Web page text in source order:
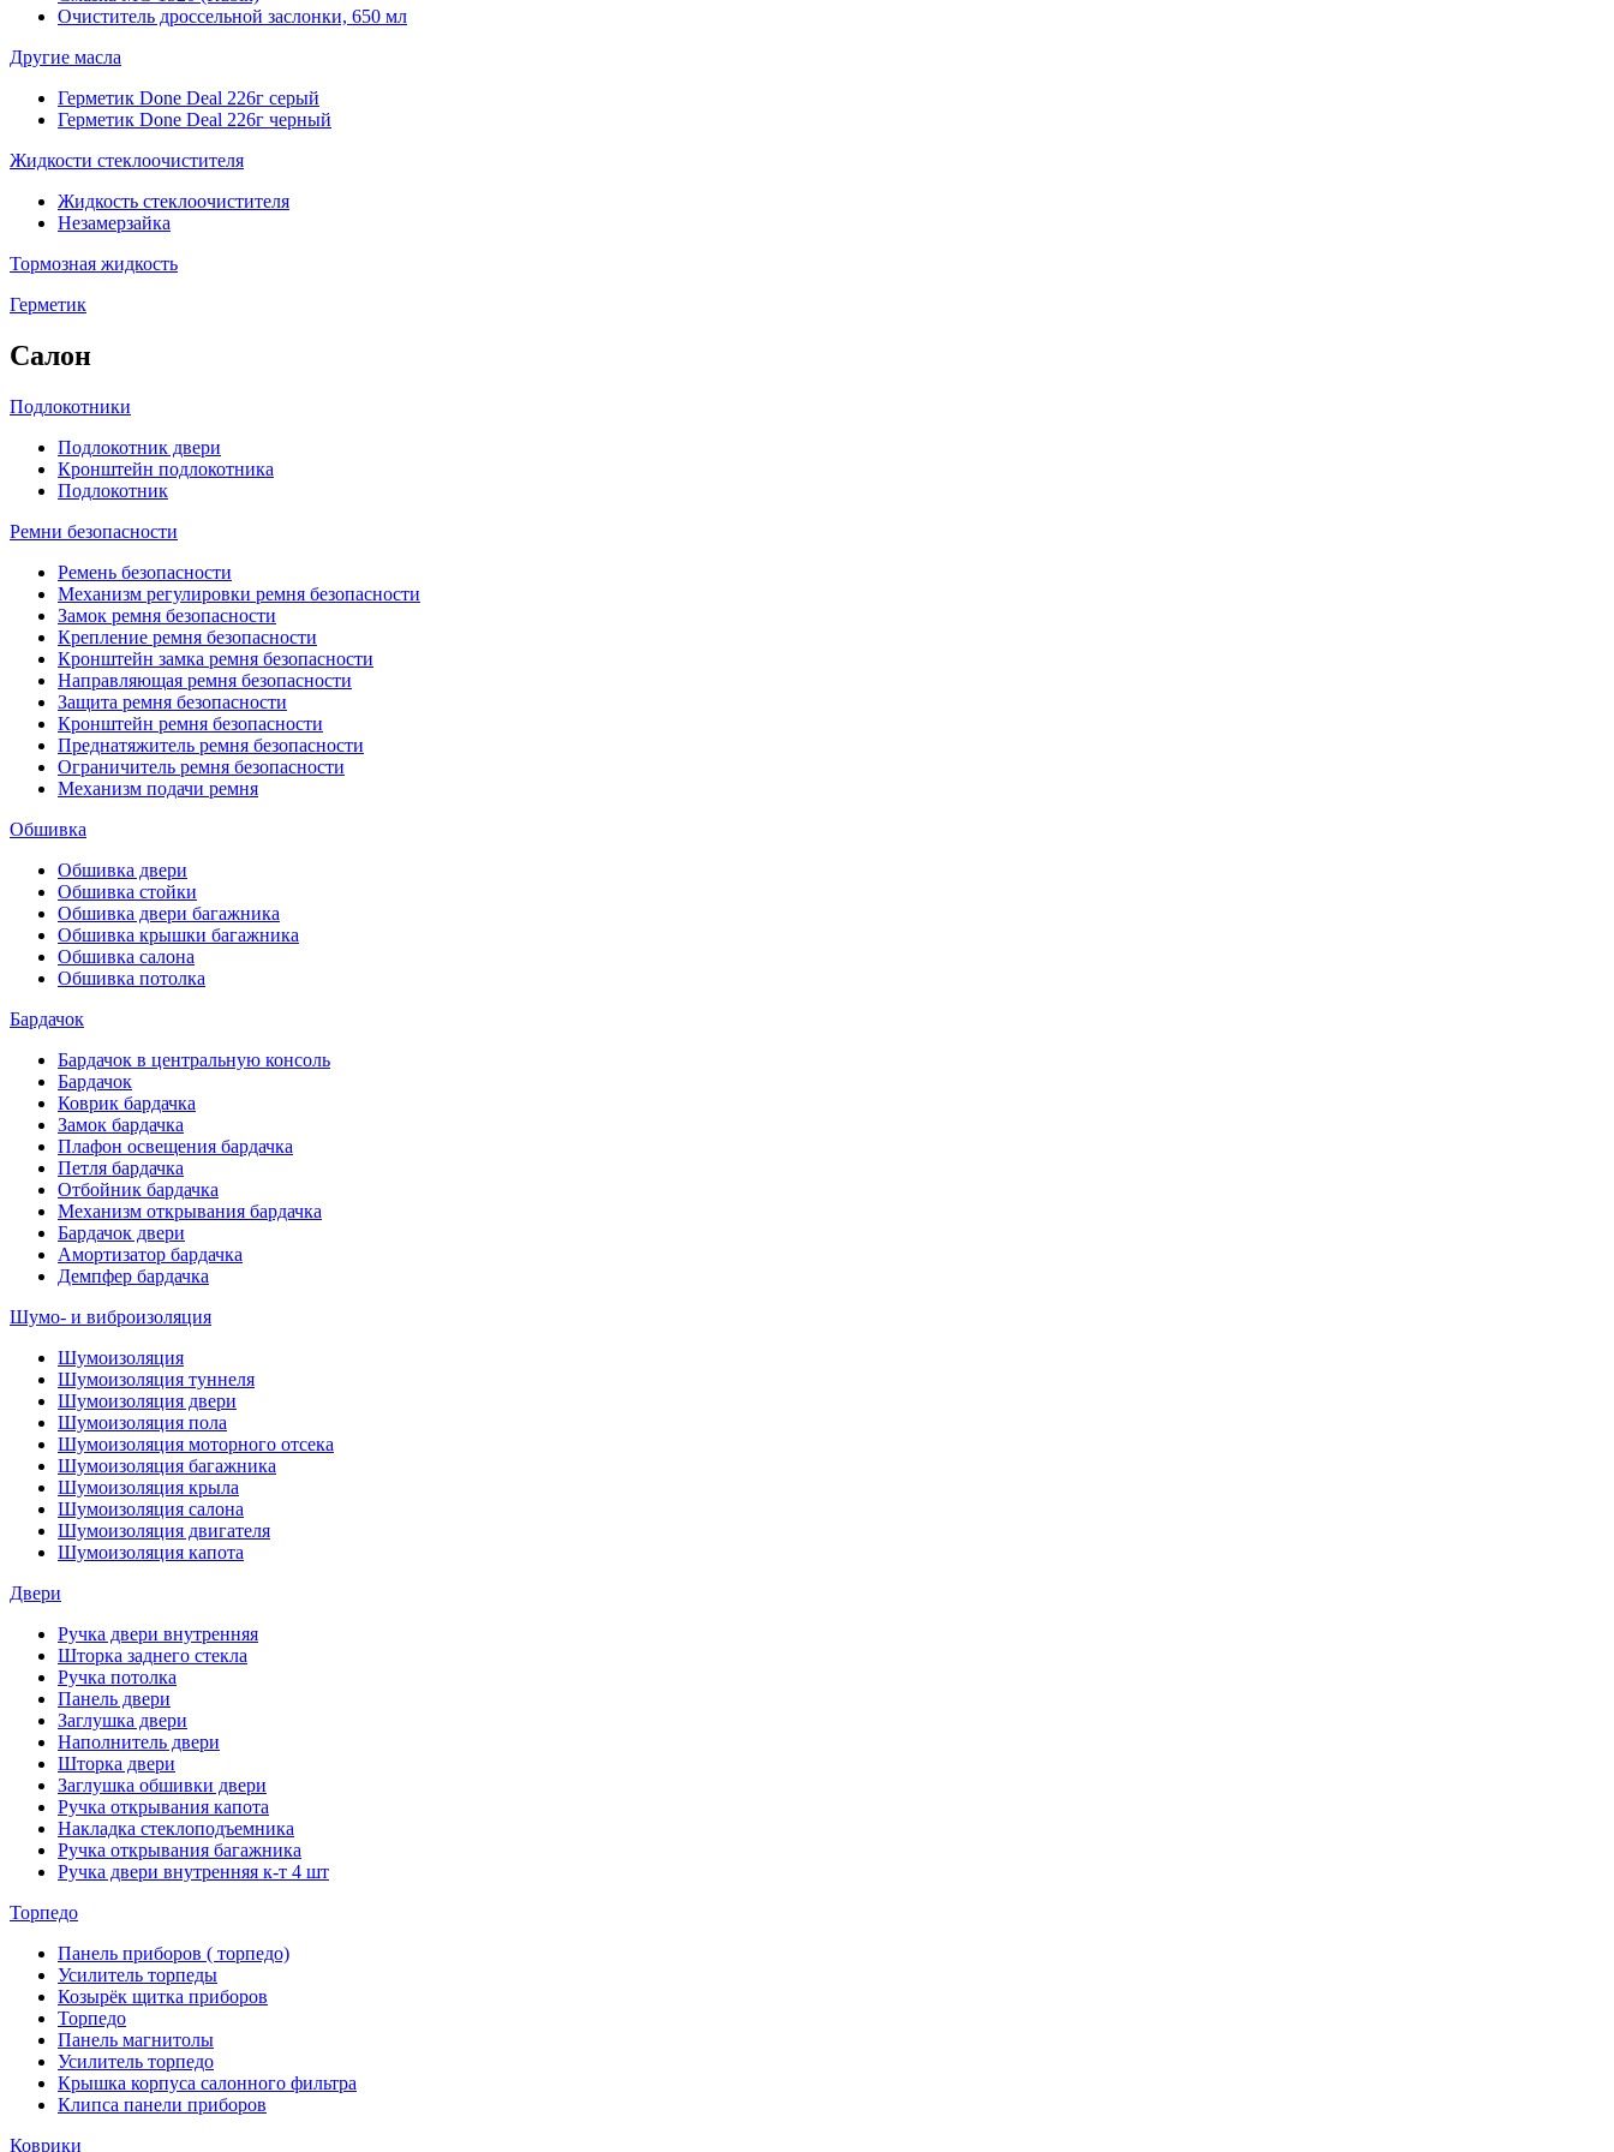
Очиститель дроссельной заслонки, 650 мл
Другие масла
Герметик Done Deal 226г серый
Герметик Done Deal 226г черный
Жидкости стеклоочистителя
Жидкость стеклоочистителя
Незамерзайка
Тормозная жидкость
Герметик
Салон
Подлокотники
Подлокотник двери
Кронштейн подлокотника
Подлокотник
Ремни безопасности
Ремень безопасности
Механизм регулировки ремня безопасности
Замок ремня безопасности
Крепление ремня безопасности
Кронштейн замка ремня безопасности
Направляющая ремня безопасности
Защита ремня безопасности
Кронштейн ремня безопасности
Преднатяжитель ремня безопасности
Ограничитель ремня безопасности
Механизм подачи ремня
Обшивка
Обшивка двери
Обшивка стойки
Обшивка двери багажника
Обшивка крышки багажника
Обшивка салона
Обшивка потолка
Бардачок
Бардачок в центральную консоль
Бардачок
Коврик бардачка
Замок бардачка
Плафон освещения бардачка
Петля бардачка
Отбойник бардачка
Механизм открывания бардачка
Бардачок двери
Амортизатор бардачка
Демпфер бардачка
Шумо- и виброизоляция
Шумоизоляция
Шумоизоляция туннеля
Шумоизоляция двери
Шумоизоляция пола
Шумоизоляция моторного отсека
Шумоизоляция багажника
Шумоизоляция крыла
Шумоизоляция салона
Шумоизоляция двигателя
Шумоизоляция капота
Двери
Ручка двери внутренняя
Шторка заднего стекла
Ручка потолка
Панель двери
Заглушка двери
Наполнитель двери
Шторка двери
Заглушка обшивки двери
Ручка открывания капота
Накладка стеклоподъемника
Ручка открывания багажника
Ручка двери внутренняя к-т 4 шт
Торпедо
Панель приборов ( торпедо)
Усилитель торпеды
Козырёк щитка приборов
Торпедо
Панель магнитолы
Усилитель торпедо
Крышка корпуса салонного фильтра
Клипса панели приборов
Коврики